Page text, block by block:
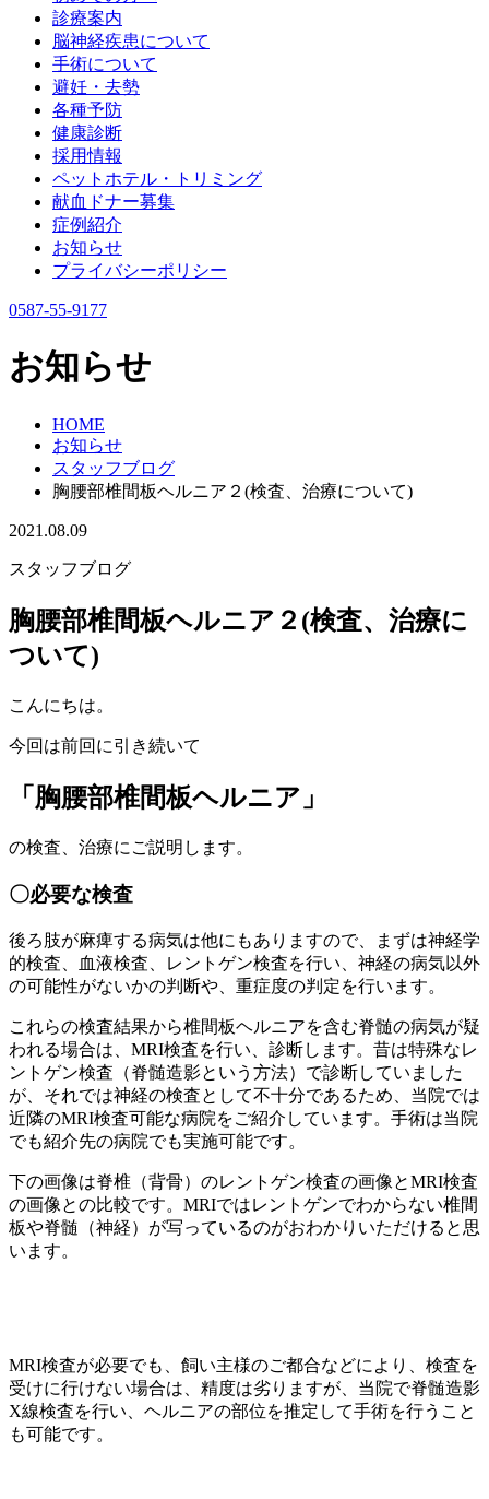
診療案内
脳神経疾患について
手術について
避妊・去勢
各種予防
健康診断
採用情報
ペットホテル・トリミング
献血ドナー募集
症例紹介
お知らせ
プライバシーポリシー
0587-55-9177
お知らせ
HOME
お知らせ
スタッフブログ
胸腰部椎間板ヘルニア２(検査、治療について)
2021.08.09
スタッフブログ
胸腰部椎間板ヘルニア２(検査、治療に
ついて)
こんにちは。
今回は前回に引き続いて
「胸腰部椎間板ヘルニア」
の検査、治療にご説明します。
〇必要な検査
後ろ肢が麻痺する病気は他にもありますので、まずは神経学
的検査、血液検査、レントゲン検査を行い、神経の病気以外
の可能性がないかの判断や、重症度の判定を行います。
これらの検査結果から椎間板ヘルニアを含む脊髄の病気が疑
われる場合は、MRI検査を行い、診断します。昔は特殊なレ
ントゲン検査（脊髄造影という方法）で診断していました
が、それでは神経の検査として不十分であるため、当院では
近隣のMRI検査可能な病院をご紹介しています。手術は当院
でも紹介先の病院でも実施可能です。
下の画像は脊椎（背骨）のレントゲン検査の画像とMRI検査
の画像との比較です。MRIではレントゲンでわからない椎間
板や脊髄（神経）が写っているのがおわかりいただけると思
います。
MRI検査が必要でも、飼い主様のご都合などにより、検査を
受けに行けない場合は、精度は劣りますが、当院で脊髄造影
X線検査を行い、ヘルニアの部位を推定して手術を行うこと
も可能です。